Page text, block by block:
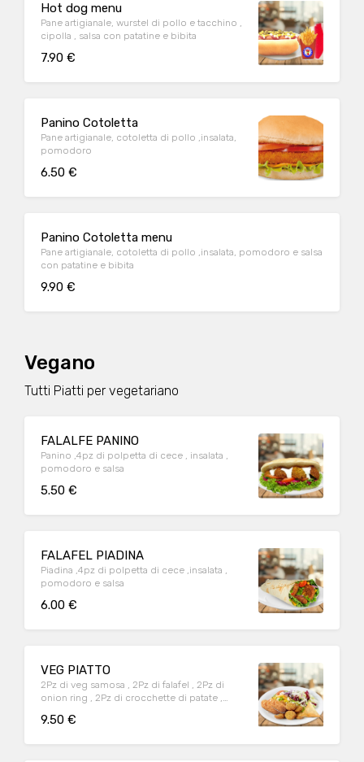
Hot dog menu
Pane artigianale, wurstel di pollo e tacchino ,
cipolla , salsa con patatine e bibita
7.90 €
Panino Cotoletta
Pane artigianale, cotoletta di pollo ,insalata,
pomodoro
6.50 €
Panino Cotoletta menu
Pane artigianale, cotoletta di pollo ,insalata, pomodoro e salsa
con patatine e bibita
9.90 €
Vegano
Tutti Piatti per vegetariano
FALALFE PANINO
Panino ,4pz di polpetta di cece , insalata ,
pomodoro e salsa
5.50 €
FALAFEL PIADINA
Piadina ,4pz di polpetta di cece ,insalata ,
pomodoro e salsa
6.00 €
VEG PIATTO
2Pz di veg samosa , 2Pz di falafel , 2Pz di
onion ring , 2Pz di crocchette di patate ,
9.50 €